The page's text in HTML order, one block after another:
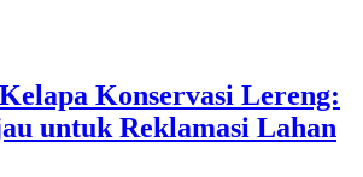
Konservasi Lereng:
untuk Reklamasi Lahan